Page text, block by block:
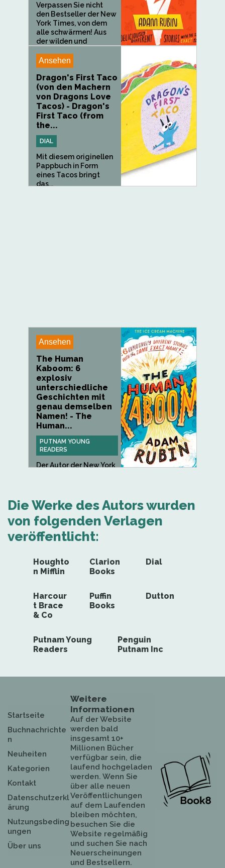
Verpassen Sie nicht
den Bestseller der New
York Times, von dem
alle schwärmen! Aus
der wilden und
des...
Ansehen
Dragon's First Taco
(von den Machern
von Dragons Love
Tacos) - Dragon's
First Taco (from
the...
DIAL
Mit diesem originellen
Pappbuch in Form
eines Tacos bringt
das...
Ansehen
The Human
Kaboom: 6
explosiv
unterschiedliche
Geschichten mit
genau demselben
Namen! - The
Human...
PUTNAM YOUNG
READERS
Der Autor der New York
Die Werke des Autors wurden
von folgenden Verlagen
veröffentlicht:
Houghto
n Mifflin
Clarion
Books
Dial
Harcour
t Brace
& Co
Puffin
Books
Dutton
Putnam Young
Readers
Penguin
Putnam Inc
Startseite
Buchnachrichte
n
Neuheiten
Kategorien
Kontakt
Datenschutzerkl
ärung
Nutzungsbeding
ungen
Über uns
Weitere
Informationen
Auf der Website
werden bald
insgesamt 10+
Millionen Bücher
verfügbar sein, die
laufend hochgeladen
werden. Wenn Sie
über alle neuen
Veröffentlichungen
auf dem Laufenden
bleiben möchten,
besuchen Sie die
Website regelmäßig
und suchen Sie nach
Neuerscheinungen
und Bestsellern.